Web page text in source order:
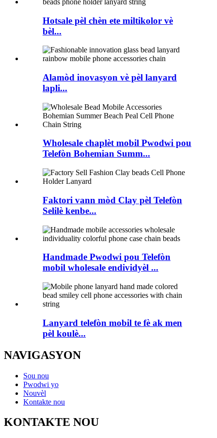
Hotsale pèl chèn ete miltikolor vè
bèl...
Alamòd inovasyon vè pèl lanyard
lapli...
Wholesale chaplèt mobil Pwodwi pou
Telefòn Bohemian Summ...
Faktori vann mòd Clay pèl Telefòn
Selilè kenbe...
Handmade Pwodwi pou Telefòn
mobil wholesale endividyèl ...
Lanyard telefòn mobil te fè ak men
pèl koulè...
NAVIGASYON
Sou nou
Pwodwi yo
Nouvèl
Kontakte nou
KONTAKTE NOU